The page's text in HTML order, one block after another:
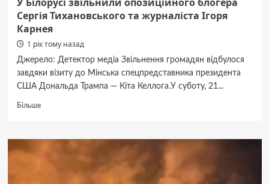
Сергія Тихановського та журналіста Ігоря
Карнея
1 рік тому назад
Джерело: Детектор медіа Звільнення громадян відбулося
завдяки візиту до Мінська спецпредставника президента
США Дональда Трампа — Кіта Келлога.У суботу, 21...
БільшеДокладніше
Білорусі
опозиційного